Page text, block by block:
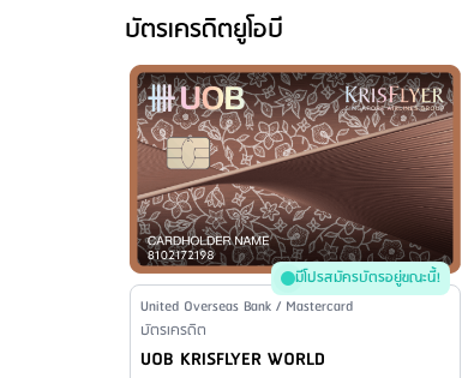
และไม่เกิน 20,000 บาท/ครั้ง ทั้งนี้ขึ้นอยู่กับเครื่อง
ค่าธรรมเนียมขอใบแจ้งยอดบัญชี
ค่าธรรมเนียมขอตรวจสอบรายการ
ค่าธรรมเนียมขอสำเนาใบบันทึกการขาย: ขั้น
ค่าปรับกรณีชำระเป็นเช็คและเช็คถูกคืน: ไม่มี
ค่าติดตามทวงถามหนี้: 100 บาท/งวด
ค่าธรรมเนียมการชำระภาษีอากร และค่าธรรม
ช่องทางชำระเงินที่ฟรีค่าธรรมเนียม
โดยการส่งเช็คทางไปรษณีย์ - ชำระผ่านยูโอบีไซเบอ
ชำระผ่านระบบ Online: ชำระผ่านระบบ
ชำระ) เขตต่างจังหวัด - ธนาคารกรุงศรีอยุธยา
100,000 บาท)
ชำระโดยหักบัญชีของผู้ให้บริการ: ไม่มีค่าธร
ชำระโดยหักบัญชีของผู้ให้บริการอื่น: ไม่มีบริกา
ชำระที่สาขาของผู้ให้บริการ: ไม่มีค่าธรรมเนียม
ชำระที่สาขาของผู้ให้บริการอื่น: เขตกรุงเทพ
100,000 บาท) ธนาคารกรุงศรีอยุธยา อัตราร้อย
ชำระผ่านเครื่อง ATM/CDM: เขตกรุงเทพและ
บาท/ครั้ง) - โลตัส 10 บาท/รายการ - เอ็มเปย์ ส
บาท/รายการ (รับชำระยอดเฉพาะเงินสดไม่เกิน
บัตรเครดิตยูโอบี
มีโปรสมัครบัตรอยู่ขณะนี้!
Issuer Name / Credit Card Type
United Overseas Bank / Mastercard
Financial Product Type
บัตรเครดิต
Credit Card Name
UOB KRISFLYER WORLD